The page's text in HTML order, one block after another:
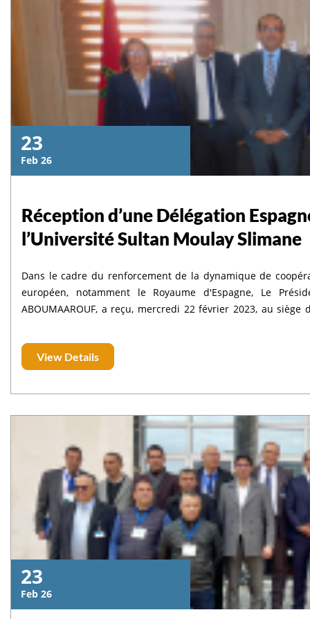
23
Feb 26
Réception d’une Délégation
l’Université Sultan Moulay Slimane
Dans le cadre du renforcement de la dynamique de
européen, notamment le Royaume d'Espagne, Le
ABOUMAAROUF, a reçu, mercredi 22 février 2023, au
conseillère technique pédagogique.
View Details
23
Feb 26